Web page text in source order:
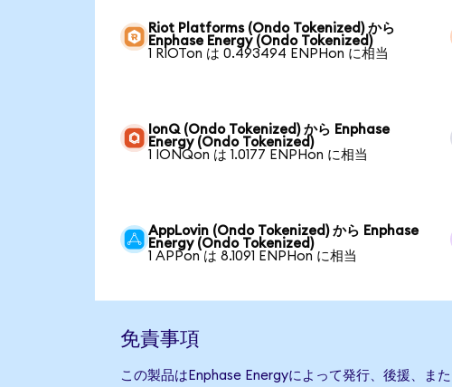
Riot Platforms (Ondo Tokenized) から
Enphase Energy (Ondo Tokenized)
1 RIOTon は 0.493494 ENPHon に相当
IonQ (Ondo Tokenized) から Enphase
Energy (Ondo Tokenized)
1 IONQon は 1.0177 ENPHon に相当
AppLovin (Ondo Tokenized) から Enphase
Energy (Ondo Tokenized)
1 APPon は 8.1091 ENPHon に相当
免責事項
この製品はEnphase Energyによって発行、後援、ま